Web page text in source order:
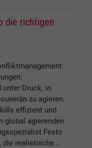
die richtigen
unter Druck, in
zu agieren.
effizient und
global agierenden
Festo
die realistische...